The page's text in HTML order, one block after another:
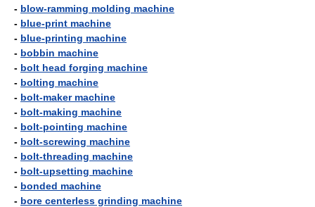
- blow-ramming molding machine
- blue-print machine
- blue-printing machine
- bobbin machine
- bolt head forging machine
- bolting machine
- bolt-maker machine
- bolt-making machine
- bolt-pointing machine
- bolt-screwing machine
- bolt-threading machine
- bolt-upsetting machine
- bonded machine
- bore centerless grinding machine